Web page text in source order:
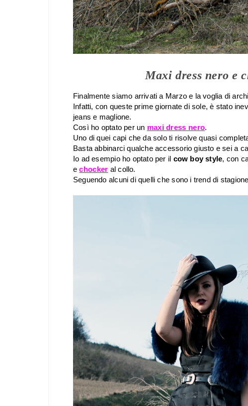
Maxi dress nero e
Finalmente siamo arrivati a Marzo e la voglia di
Infatti, con queste prime giornate di sole, è stato
jeans e maglione.
Così ho optato per un maxi dress nero.
Uno di quei capi che da solo ti risolve quasi
Basta abbinarci qualche accessorio giusto e sei a
Io ad esempio ho optato per il cow boy style, con
echocker al collo.
Seguendo alcuni di quelli che sono i trend di